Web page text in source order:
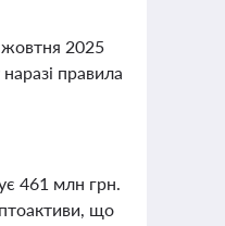
жовтня 2025
правила
461 млн грн.
що